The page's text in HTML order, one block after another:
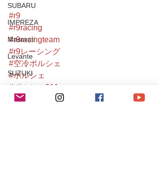
SUBARU
IMPREZA
Maserati
Levante
SUZUKI
#r9
#r9racing
#r9racingteam
#r9レーシング
#空冷ポルシェ
#ポルシェ
#ポルシェ911
#964カブリオレ